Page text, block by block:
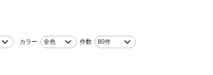
カラー 全色 件数 80件